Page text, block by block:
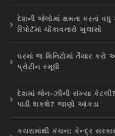
દેશની જેલોમાં ક્ષમતા કરતાં
રિપોર્ટમાં ચોંકાવનારો ખુલાસો
ઘરમાં જ મિનિટોમાં તૈયાર
પ્રોટીન સ્મૂધી
દેશમાં જેન-ઝીની સંખ્યા
પાડી શકશે? જાણો આંકડા
કચરામાંથી કંચન: કેન્દ્ર